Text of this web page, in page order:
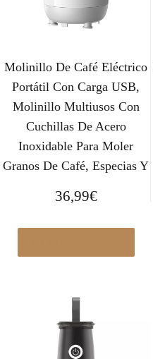
Molinillo De Café Eléctrico
Portátil Con Carga USB,
Molinillo Multiusos Con
Cuchillas De Acero
Inoxidable Para Moler
Granos De Café, Especias Y
36,99€